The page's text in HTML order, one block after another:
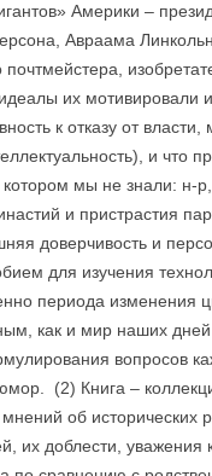
Америки –
Авраама
их мотивировали
к отказу от
и что
мы не знали: н-
и пристрастия
доверчивость и
для изучения
периода изменения
как и мир наших
вопросов
(2) Книга –
об исторических
их доблести, уважения